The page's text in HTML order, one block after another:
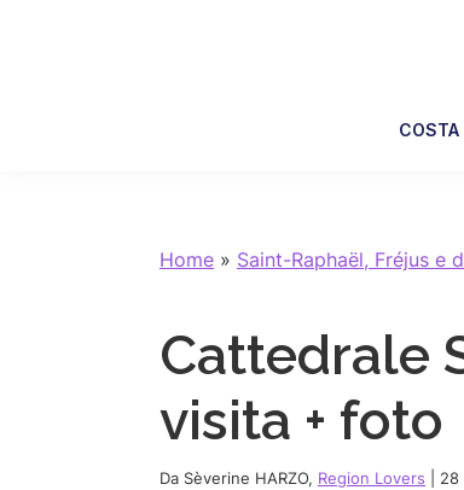
COSTA
Home » Saint-Raphaël, Fréjus e
Cattedrale
visita + foto
Da Sèverine HARZO, Region Lovers 28